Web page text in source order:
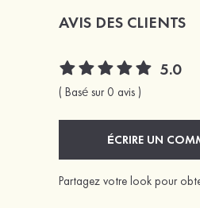
AVIS DES CLIENTS
5.0
( Basé sur 0 avis )
ÉCRIRE UN
Partagez votre look pour